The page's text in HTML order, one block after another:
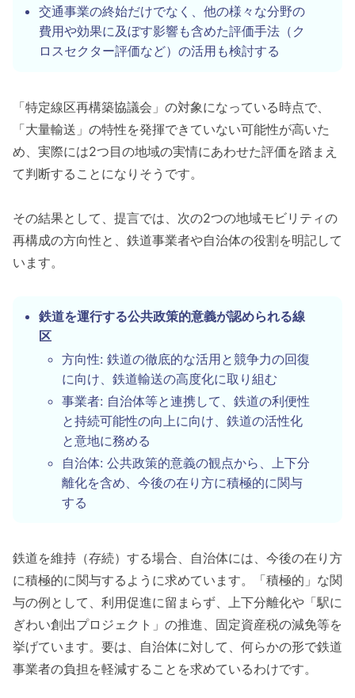
交通事業の終始だけでなく、他の様々な分野の
費用や効果に及ぼす影響も含めた評価手法（ク
ロスセクター評価など）の活用も検討する
「特定線区再構築協議会」の対象になっている時点で、
「大量輸送」の特性を発揮できていない可能性が高いた
め、実際には2つ目の地域の実情にあわせた評価を踏まえ
て判断することになりそうです。
その結果として、提言では、次の2つの地域モビリティの
再構成の方向性と、鉄道事業者や自治体の役割を明記して
います。
鉄道を運行する公共政策的意義が認められる線
区
方向性: 鉄道の徹底的な活用と競争力の回復
に向け、鉄道輸送の高度化に取り組む
事業者: 自治体等と連携して、鉄道の利便性
と持続可能性の向上に向け、鉄道の活性化
と意地に務める
自治体: 公共政策的意義の観点から、上下分
離化を含め、今後の在り方に積極的に関与
する
鉄道を維持（存続）する場合、自治体には、今後の在り方
に積極的に関与するように求めています。「積極的」な関
与の例として、利用促進に留まらず、上下分離化や「駅に
ぎわい創出プロジェクト」の推進、固定資産税の減免等を
挙げています。要は、自治体に対して、何らかの形で鉄道
事業者の負担を軽減することを求めているわけです。